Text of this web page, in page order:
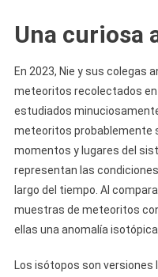
Una curiosa
En 2023, Nie y sus colegas
meteoritos recolectados
estudiados
meteoritos probablemente
momentos y lugares del
representan las
largo del tiempo. Al
muestras de meteoritos
ellas una anomalía
Los isótopos son